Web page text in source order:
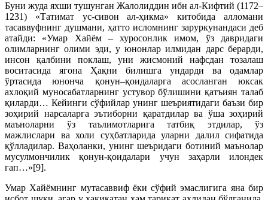
Буни жуда яхши тушунган Жалолиддин ибн ал-Кифтий (1172–
1231) «Татимат ус-сивон ал-ҳикма» китобида алломани
тасаввуфнинг душмани, ҳатто исломнинг заруркунандаси деб
атайди: «Умар Хайём – хуросонлик имом, ўз давридаги
олимларнинг олими эди, у юнонлар илмидан дарс берарди,
инсон қалбини поклаш, уни жисмоний нафсдан тозалаш
воситасида ягона Ҳақни билишга ундарди ва одамлар
ўртасида юнонча қонун–қоидаларга асосланган юксак
ахлоқий муносабатларнинг устувор бўлишини қатъиян талаб
қиларди… Кейинги сўфийлар унинг шеъриятидаги баъзи бир
зоҳирий нарсаларга эътиборни қаратдилар ва ўша зоҳирий
маъноларни ўз таълимотларига татбиқ этдилар, ўз
мажлислари ва холи суҳбатларида уларни далил сифатида
қўлладилар. Ваҳоланки, унинг шеъридаги ботиний маънолар
мусулмончилик қонун-қоидалари учун заҳарли илондек
гап…»[9].
Умар Хайёмнинг мутасаввиф ёки сўфий эмаслигига яна бир